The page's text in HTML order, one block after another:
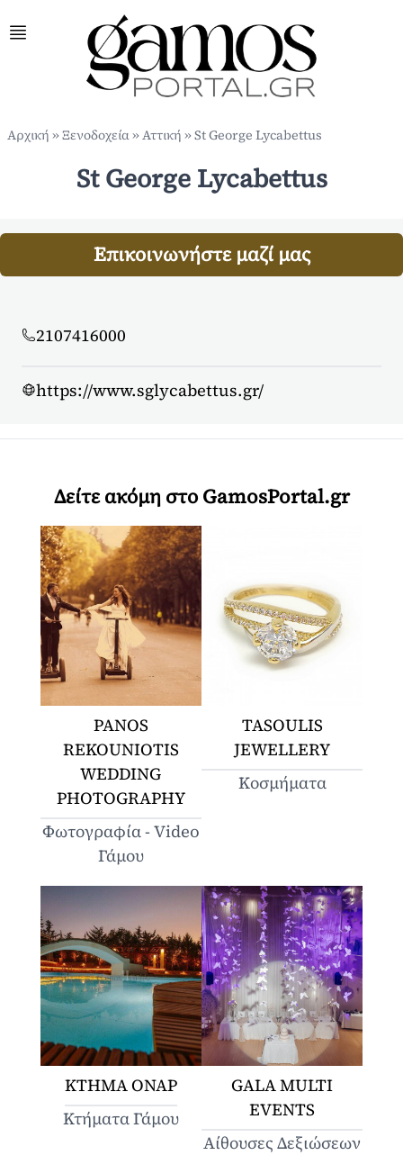
Αρχική »Ξενοδοχεία»Αττική »St George Lycabettus
St George Lycabettus
Επικοινωνήστε μαζί μας
2107416000
https://www.sglycabettus.gr/
Δείτε ακόμη στο GamosPortal.gr
PANOS
REKOUNIOTIS
WEDDING
PHOTOGRAPHY
Φωτογραφία - Video
Γάμου
TASOULIS
JEWELLERY
Κοσμήματα
ΚΤΗΜΑ ΟΝΑΡ
Κτήματα Γάμου
GALA MULTI
EVENTS
Αίθουσες Δεξιώσεων